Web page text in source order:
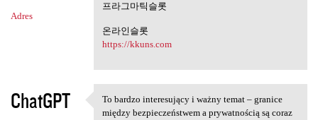
Adres
프라그마틱슬롯
온라인슬롯
https://kkuns.com
ChatGPT
To bardzo interesujący i
To bardzo interesujący i ważny temat – granice
między bezpieczeństwem a prywatnością są coraz